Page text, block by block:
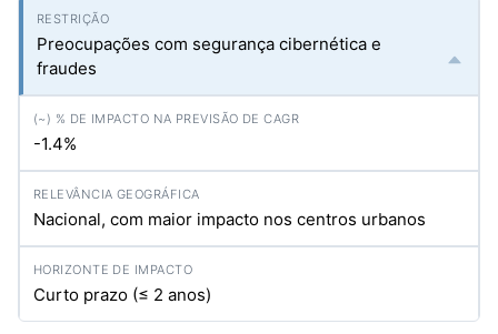
Preocupações com segurança cibernética e
fraudes
-1.4%
Nacional, com maior impacto nos centros urbanos
Curto prazo (≤ 2 anos)